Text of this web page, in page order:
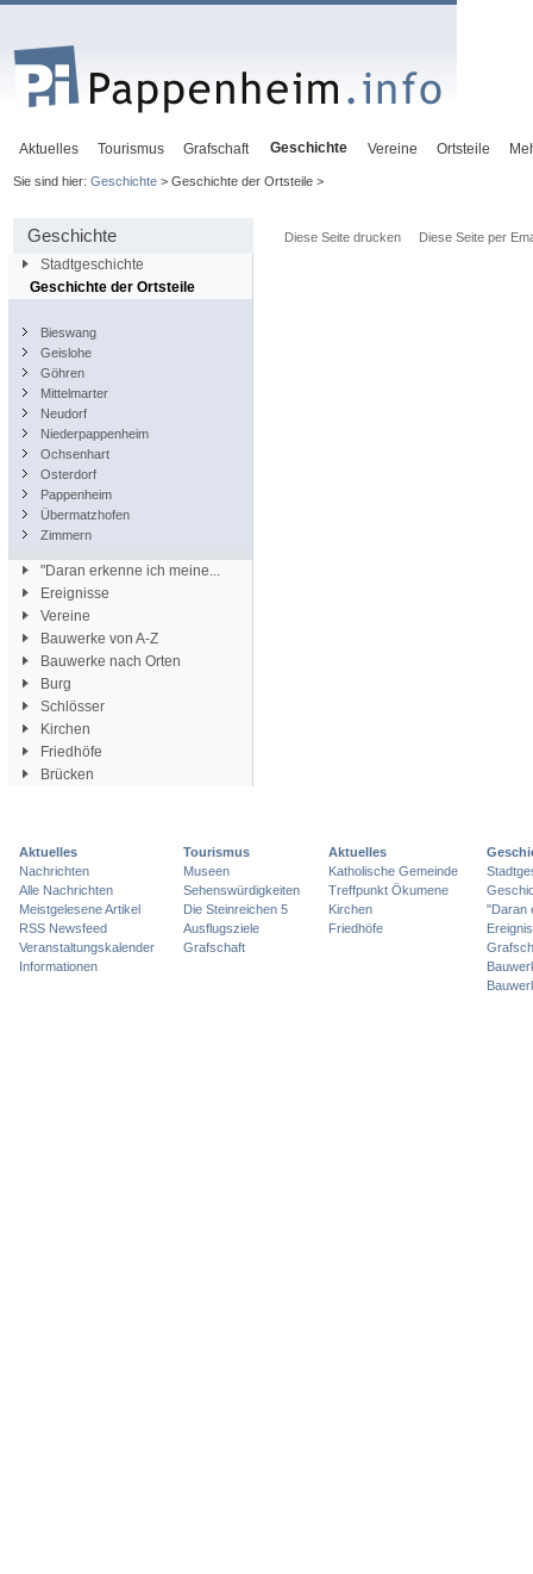
Aktuelles Tourismus Grafschaft Geschichte Vereine Ortsteile
Sie sind hier: Geschichte> Geschichte der Ortsteile >
Geschichte
Stadtgeschichte
Geschichte der Ortsteile
Bieswang
Geislohe
Göhren
Mittelmarter
Neudorf
Niederpappenheim
Ochsenhart
Osterdorf
Pappenheim
Übermatzhofen
Zimmern
"Daran erkenne ich meine...
Ereignisse
Vereine
Bauwerke von A-Z
Bauwerke nach Orten
Burg
Schlösser
Kirchen
Friedhöfe
Brücken
Diese Seite drucken Diese Seite per
Aktuelles
Nachrichten
Alle Nachrichten
Meistgelesene Artikel
RSS Newsfeed
Veranstaltungskalender
Informationen
Tourismus
Museen
Sehenswürdigkeiten
Die Steinreichen 5
Ausflugsziele
Grafschaft
Aktuelles
Katholische Gemeinde
Treffpunkt Ökumene
Kirchen
Friedhöfe
"Daran